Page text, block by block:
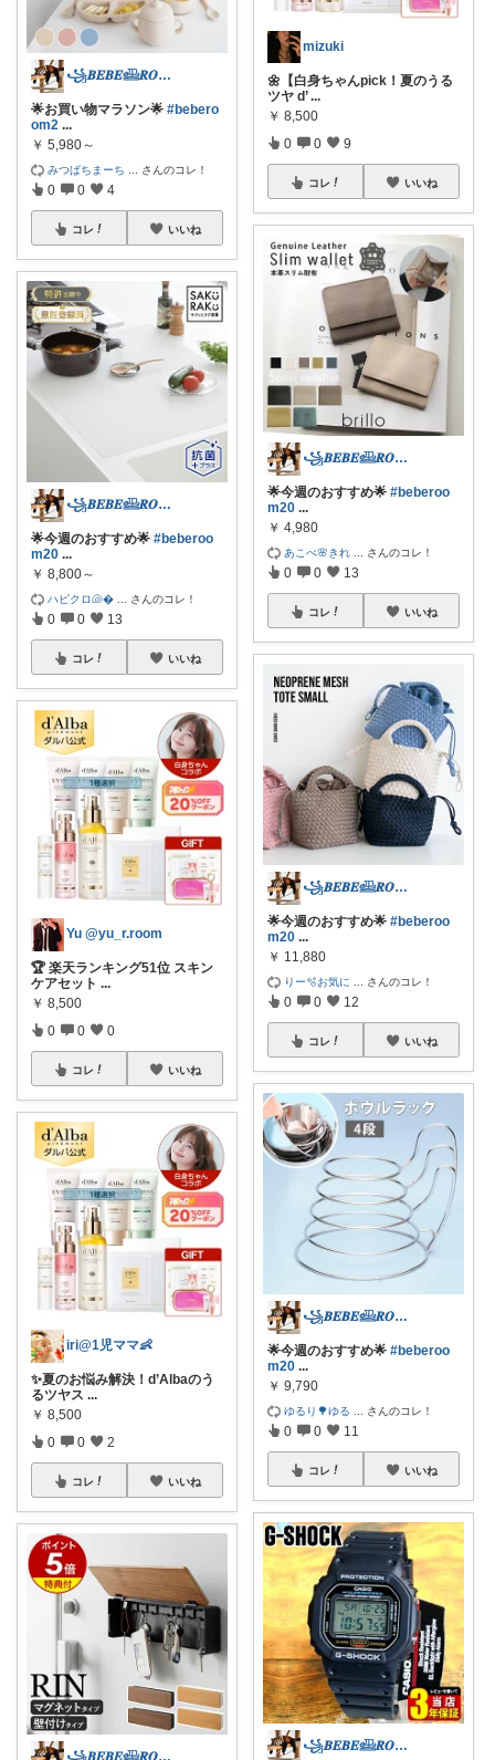
꧁𝑩𝑬𝑩𝑬𓊝𝑹𝑶𝑶𝑴꧂
🌟お買い物マラソン🌟 #bebero
om2 ...
￥ 5,980～
みつばちまーち さんのコレ！
0 0 4
コレ いいね
꧁𝑩𝑬𝑩𝑬𓊝𝑹𝑶𝑶𝑴꧂
🌟今週のおすすめ🌟 #beberoo
m20 ...
￥ 8,800～
ハピクロ🐚 さんのコレ！
0 0 13
コレ いいね
Yu @yu_r.room
🏆 楽天ランキング51位 スキン
ケアセット ...
￥ 8,500
0 0 0
コレ いいね
iri@1児ママ👶
✨夏のお悩み解決！d’Albaのう
るツヤス ...
￥ 8,500
0 0 2
コレ いいね
꧁𝑩𝑬𝑩𝑬𓊝𝑹𝑶𝑶𝑴꧂
mizuki
🌼【白身ちゃんpick！夏のうる
ツヤ d’ ...
￥ 8,500
0 0 9
コレ いいね
꧁𝑩𝑬𝑩𝑬𓊝𝑹𝑶𝑶𝑴꧂
🌟今週のおすすめ🌟 #beberoo
m20 ...
￥ 4,980
あこべ🌸きれ さんのコレ！
0 0 13
コレ いいね
꧁𝑩𝑬𝑩𝑬𓊝𝑹𝑶𝑶𝑴꧂
🌟今週のおすすめ🌟 #beberoo
m20 ...
￥ 11,880
りー🫧お気に さんのコレ！
0 0 12
コレ いいね
꧁𝑩𝑬𝑩𝑬𓊝𝑹𝑶𝑶𝑴꧂
🌟今週のおすすめ🌟 #beberoo
m20 ...
￥ 9,790
ゆるり🌳ゆる さんのコレ！
0 0 11
コレ いいね
꧁𝑩𝑬𝑩𝑬𓊝𝑹𝑶𝑶𝑴꧂